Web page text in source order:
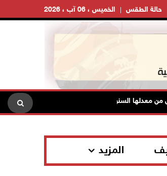
الخميس ، 06 آب ، 2026 حالة الطقس
السنوي العام الاحتلال يقتحم
المزيد